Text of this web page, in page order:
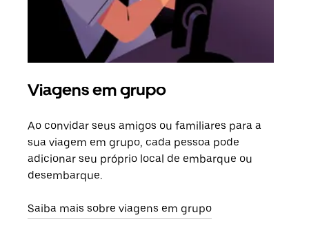
Viagens em grupo
Ao convidar seus amigos ou familiares para a
sua viagem em grupo, cada pessoa pode
adicionar seu próprio local de embarque ou
desembarque.
Saiba mais sobre viagens em grupo